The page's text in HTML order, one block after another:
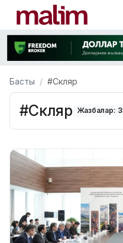
Басты #Скляр
#Скляр Жазбалар: 3